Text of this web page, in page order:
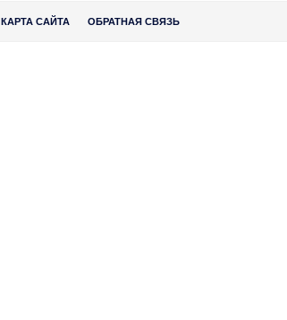
КАРТА САЙТА ОБРАТНАЯ СВЯЗЬ